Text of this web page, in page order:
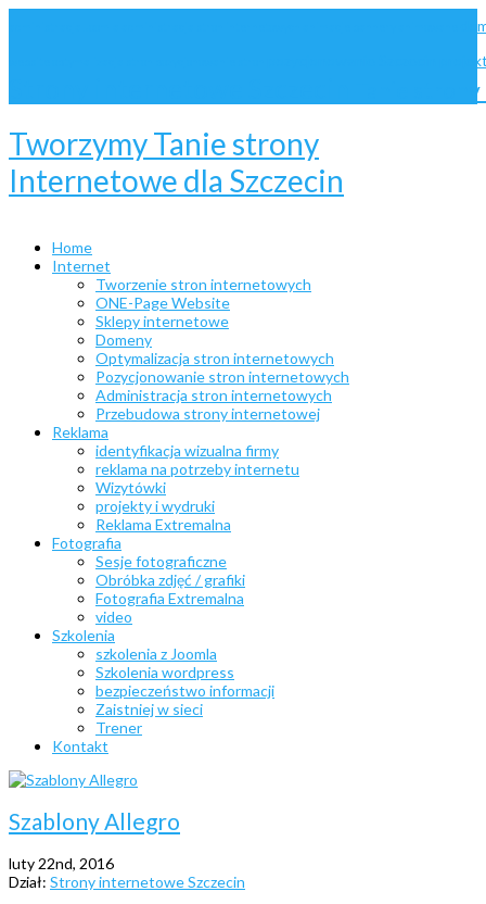
Tanie
Tworzymy Tanie strony
Internetowe dla Szczecin
Home
Internet
Tworzenie stron internetowych
ONE-Page Website
Sklepy internetowe
Domeny
Optymalizacja stron internetowych
Pozycjonowanie stron internetowych
Administracja stron internetowych
Przebudowa strony internetowej
Reklama
identyfikacja wizualna firmy
reklama na potrzeby internetu
Wizytówki
projekty i wydruki
Reklama Extremalna
Fotografia
Sesje fotograficzne
Obróbka zdjęć / grafiki
Fotografia Extremalna
video
Szkolenia
szkolenia z Joomla
Szkolenia wordpress
bezpieczeństwo informacji
Zaistniej w sieci
Trener
Kontakt
Szablony Allegro
luty 22nd, 2016
Dział: Strony internetowe Szczecin